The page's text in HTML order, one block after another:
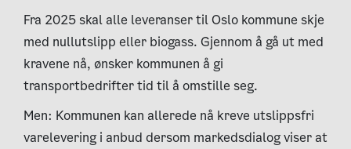
Fra 2025 skal alle leveranser til Oslo kommune skje
med nullutslipp eller biogass. Gjennom å gå ut med
kravene nå, ønsker kommunen å gi
transportbedrifter tid til å omstille seg.
Men: Kommunen kan allerede nå kreve utslippsfri
varelevering i anbud dersom markedsdialog viser at